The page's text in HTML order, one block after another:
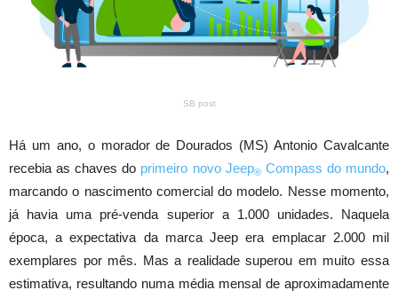
SB post
Há um ano, o morador de Dourados (MS) Antonio Cavalcante
recebia as chaves do primeiro novo Jeep®Compass do mundo,
marcando o nascimento comercial do modelo. Nesse momento,
já havia uma pré-venda superior a 1.000 unidades. Naquela
época, a expectativa da marca Jeep era emplacar 2.000 mil
exemplares por mês. Mas a realidade superou em muito essa
estimativa, resultando numa média mensal de aproximadamente